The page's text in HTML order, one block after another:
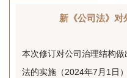
新《公司法》对
本次修订对公司治理结构
法的实施（2024年7月1日